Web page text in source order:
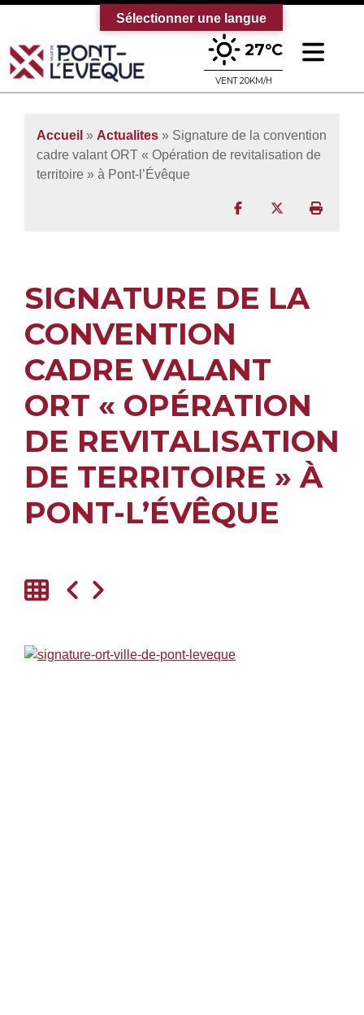
Bienvenue sur le site officiel de la
27°C
VENT 20KM/H
Accueil » Actualites » Signature de la convention
cadre valant ORT « Opération de revitalisation de
territoire » à Pont-l’Évêque
Partager surPartager sur
SIGNATURE DE LA
CONVENTION
CADRE VALANT
ORT « OPÉRATION
DE REVITALISATION
DE TERRITOIRE » À
PONT-L’ÉVÊQUE
Sélectionner une langue